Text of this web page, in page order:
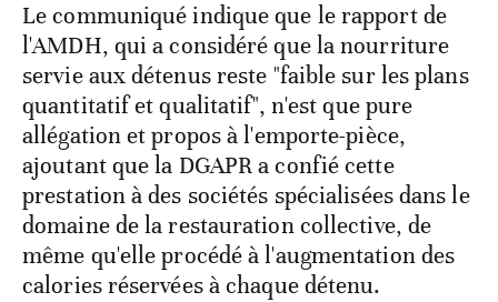
Le communiqué indique que le rapport de
l'AMDH, qui a considéré que la nourriture
servie aux détenus reste "faible sur les plans
quantitatif et qualitatif", n'est que pure
allégation et propos à l'emporte-pièce,
ajoutant que la DGAPR a confié cette
prestation à des sociétés spécialisées dans le
domaine de la restauration collective, de
même qu'elle procédé à l'augmentation des
calories réservées à chaque détenu.